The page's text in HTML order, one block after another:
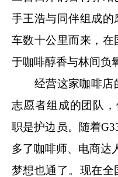
手王浩与同伴组成的
车数十公里而来，在
于咖啡醇香与林间负
经营这家咖啡店
志愿者组成的团队
职是护边员。随着
多了咖啡师、电商达
梦想也通了。现在全